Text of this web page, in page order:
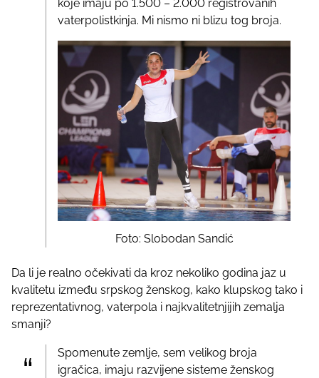
koje imaju po 1.500 – 2.000 registrovanih
vaterpolistkinja. Mi nismo ni blizu tog broja.
Foto: Slobodan Sandić
Da li je realno očekivati da kroz nekoliko godina jaz u
kvalitetu između srpskog ženskog, kako klupskog tako i
reprezentativnog, vaterpola i najkvalitetnjijih zemalja
smanji?
Spomenute zemlje, sem velikog broja
igračica, imaju razvijene sisteme ženskog